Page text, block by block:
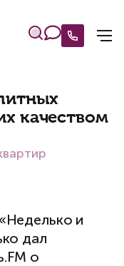
качеством
и
дал
о